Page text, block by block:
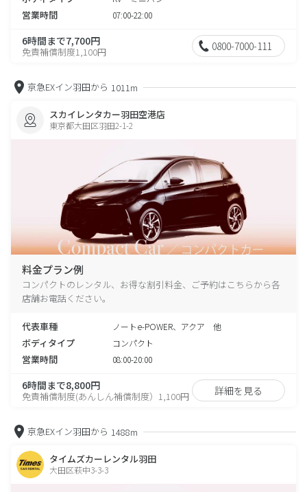
営業時間 07:00-22:00
6時間まで7,700円
免責補償制度1,100円 0800-7000-111
京急EXイン羽田から 1011m
スカイレンタカー羽田空港店
東京都大田区羽田2-1-2
料金プラン例
コンパクトのレンタル、お得な割引料金、ご予約はこちらから各
店舗お電話ください。
代表車種 ノートe-POWER、アクア 他
ボディタイプ コンパクト
営業時間 08:00-20:00
6時間まで8,800円
免責補償制度(あんしん補償制度）1,100円 詳細を見る
京急EXイン羽田から 1488m
タイムズカーレンタル羽田
大田区萩中3-3-3